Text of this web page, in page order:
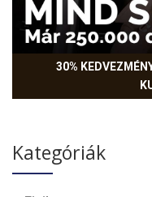
30%
Kategóriák